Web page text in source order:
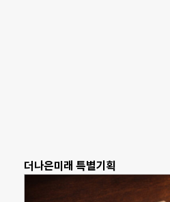
더나은미래 특별기획